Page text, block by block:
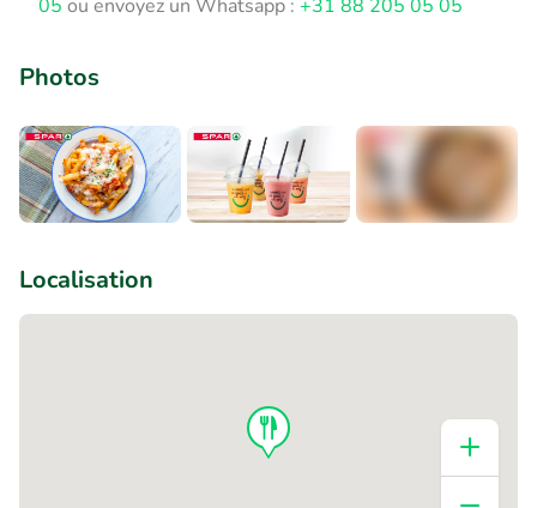
05 ou envoyez un Whatsapp : +31 88 205 05 05
Photos
Localisation